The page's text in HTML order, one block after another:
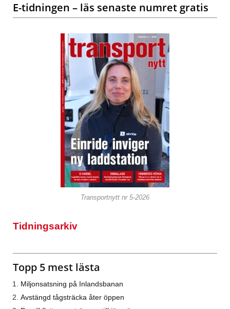
E-tidningen – läs senaste numret gratis
Transportnytt nr 5-2026
Tidningsarkiv
Topp 5 mest lästa
Miljonsatsning på Inlandsbanan
Avstängd tågsträcka åter öppen